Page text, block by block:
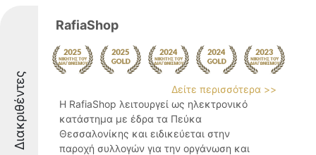
Διακριθέντες
RafiaShop
Δείτε περισσότερα >>
Η RafiaShop λειτουργεί ως ηλεκτρονικό
κατάστημα με έδρα τα Πεύκα
Θεσσαλονίκης και ειδικεύεται στην
παροχή συλλογών για την οργάνωση και